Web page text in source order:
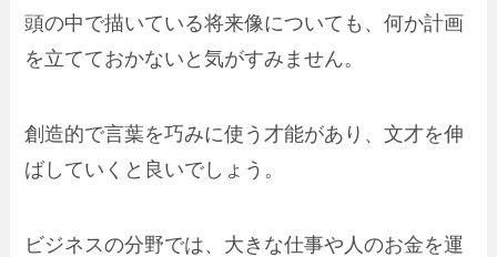
頭の中で描いている将来像についても、何か計画
を立てておかないと気がすみません。
創造的で言葉を巧みに使う才能があり、文才を伸
ばしていくと良いでしょう。
ビジネスの分野では、大きな仕事や人のお金を運